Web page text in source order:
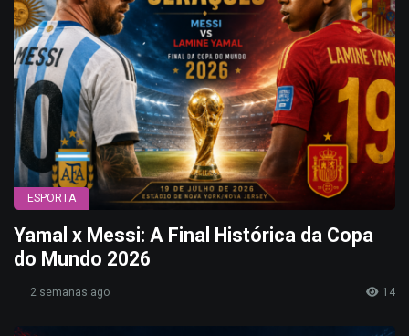
ESPORTA
Yamal x Messi: A Final Histórica da Copa
do Mundo 2026
2 semanas ago 14